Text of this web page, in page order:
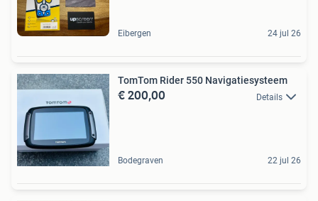
Eibergen 24 jul 26
TomTom Rider 550 Navigatiesysteem
€ 200,00 Details
Bodegraven 22 jul 26